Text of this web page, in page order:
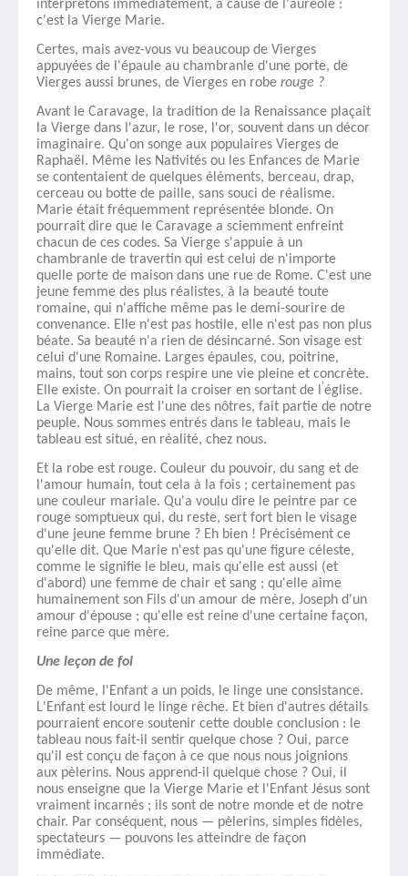
interprétons immédiatement, à cause de l'auréole :
c'est la Vierge Marie.
Certes, mais avez-vous vu beaucoup de Vierges
appuyées de l'épaule au chambranle d'une porte, de
Vierges aussi brunes, de Vierges en robe rouge ?
Avant le Caravage, la tradition de la Renaissance plaçait
la Vierge dans l'azur, le rose, l'or, souvent dans un décor
imaginaire. Qu'on songe aux populaires Vierges de
Raphaël. Même les Nativités ou les Enfances de Marie
se conten­taient de quelques éléments, berceau, drap,
cerceau ou botte de paille, sans souci de réalisme.
Marie était fréquem­ment représentée blonde. On
pourrait dire que le Caravage a sciemment enfreint
chacun de ces codes. Sa Vierge s'ap­puie à un
chambranle de travertin qui est celui de n'importe
quelle porte de maison dans une rue de Rome. C'est une
jeune femme des plus réalistes, à la beauté toute
romaine, qui n'affiche même pas le demi-sourire de
convenance. Elle n'est pas hostile, elle n'est pas non plus
béate. Sa beauté n'a rien de désincarné. Son visage est
celui d'une Romaine. Larges épaules, cou, poitrine,
mains, tout son corps respire une vie pleine et concrète.
Elle existe. On pourrait la croiser en sortant de l’église.
La Vierge Marie est l'une des nôtres, fait partie de notre
peuple. Nous sommes entrés dans le tableau, mais le
tableau est situé, en réalité, chez nous.
Et la robe est rouge. Couleur du pouvoir, du sang et de
l'amour humain, tout cela à la fois ; certainement pas
une couleur mariale. Qu'a voulu dire le peintre par ce
rouge somptueux qui, du reste, sert fort bien le visage
d'une jeune femme brune ? Eh bien ! Précisément ce
qu'elle dit. Que Marie n'est pas qu'une figure céleste,
comme le signifie le bleu, mais qu'elle est aussi (et
d'abord) une femme de chair et sang ; qu'elle aime
humai­nement son Fils d'un amour de mère, Joseph d'un
amour d'épouse ; qu'elle est reine d'une certaine façon,
reine parce que mère.
Une leçon de foi
De même, l'Enfant a un poids, le linge une consistance.
L'Enfant est lourd le linge rêche. Et bien d'autres détails
pourraient encore soutenir cette double conclusion : le
tableau nous fait-il sen­tir quelque chose ? Oui, parce
qu'il est conçu de façon à ce que nous nous joignions
aux pèlerins. Nous apprend-il quelque chose ? Oui, il
nous enseigne que la Vierge Marie et l'Enfant Jésus sont
vraiment incarnés ; ils sont de notre monde et de notre
chair. Par conséquent, nous — pèlerins, simples fidèles,
specta­teurs — pouvons les atteindre de façon
immédiate.